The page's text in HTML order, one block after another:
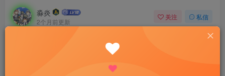
淼炎
2个月前更新
关注 私信